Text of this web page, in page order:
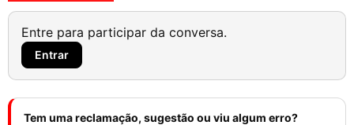
Entre para participar da conversa.
Entrar
Tem uma reclamação, sugestão ou viu algum erro?